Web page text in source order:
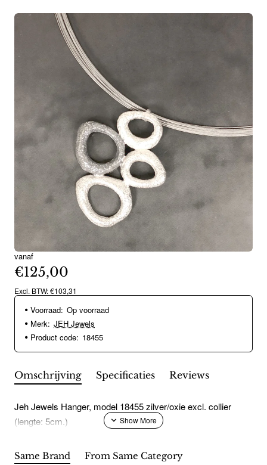
vanaf
€125,00
Excl. BTW: €103,31
Voorraad: Op voorraad
Merk: JEH Jewels
Product code: 18455
Omschrijving Specificaties Reviews
Jeh Jewels Hanger, model 18455 zilver/oxie excl. collier
(lengte: 5cm.)
Same Brand From Same Category